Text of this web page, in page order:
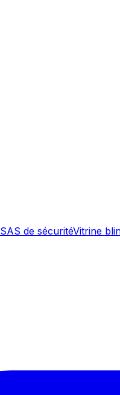
SAS de sécuritéVitrine